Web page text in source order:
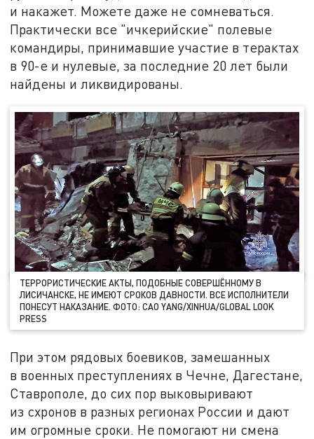
и накажет. Можете даже не сомневаться.
Практически все "ичкерийские" полевые
командиры, принимавшие участие в терактах
в 90-е и нулевые, за последние 20 лет были
найдены и ликвидированы.
ТЕРРОРИСТИЧЕСКИЕ АКТЫ, ПОДОБНЫЕ СОВЕРШЁННОМУ В
ЛИСИЧАНСКЕ, НЕ ИМЕЮТ СРОКОВ ДАВНОСТИ. ВСЕ ИСПОЛНИТЕЛИ
ПОНЕСУТ НАКАЗАНИЕ. ФОТО: CAO YANG/XINHUA/GLOBAL LOOK
PRESS
При этом рядовых боевиков, замешанных
в военных преступлениях в Чечне, Дагестане,
Ставрополе, до сих пор выковыривают
из схронов в разных регионах России и дают
им огромные сроки. Не помогают ни смена